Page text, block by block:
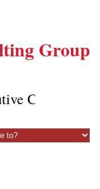
Group
Coaching